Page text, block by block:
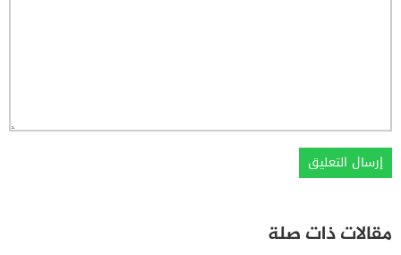
مقالات ذات صلة